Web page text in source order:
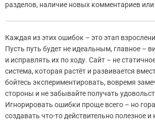
разделов, наличие новых комментариев
Каждая из этих ошибок – это этап
Пусть путь будет не идеальным, главное –
и исправлять их по ходу. Сайт – не
система, которая растёт и развивается
бойтесь экспериментировать, вовремя
стороны и не забывайте получать
Игнорировать ошибки проще всего – но
создавать что-то действительно полезное и